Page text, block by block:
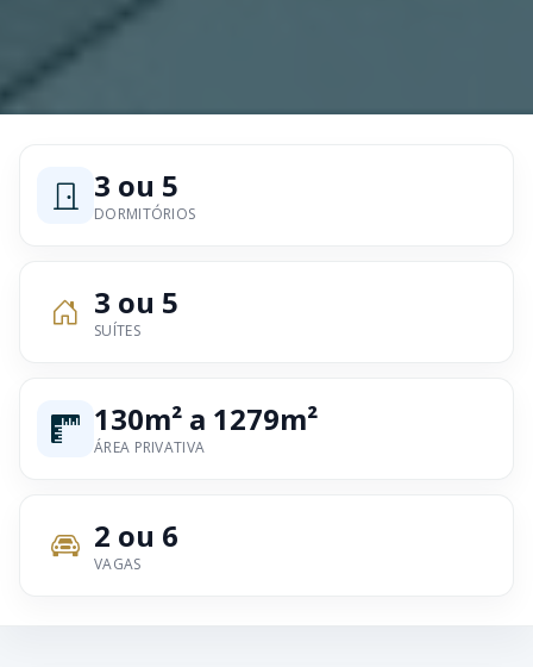
3 ou 5
DORMITÓRIOS
3 ou 5
SUÍTES
130m² a 1279m²
ÁREA PRIVATIVA
2 ou 6
VAGAS